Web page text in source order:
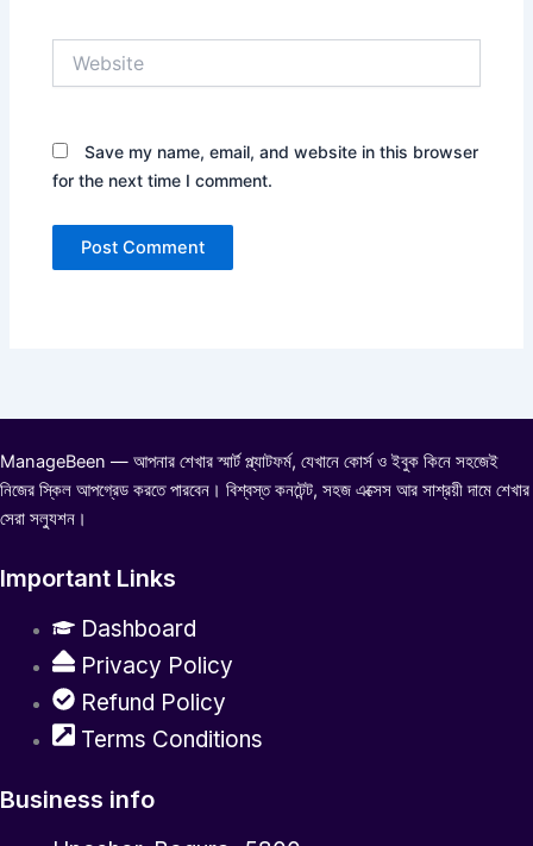
Save my name, email, and website in this browser
for the next time I comment.
ManageBeen — আপনার শেখার স্মার্ট প্ল্যাটফর্ম, যেখানে কোর্স ও ইবুক কিনে সহজেই
নিজের স্কিল আপগ্রেড করতে পারবেন। বিশ্বস্ত কনটেন্ট, সহজ এক্সেস আর সাশ্রয়ী দামে শেখার
সেরা সল্যুশন।
Important Links
Dashboard
Privacy Policy
Refund Policy
Terms Conditions
Business info